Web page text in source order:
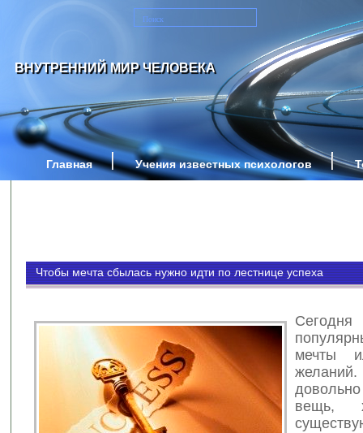
ВНУТРЕННИЙ МИР ЧЕЛОВЕКА
Главная Учения известных психологов
Чтобы мечта сбылась нужно идти по лестнице успеха
мечты
вещь,